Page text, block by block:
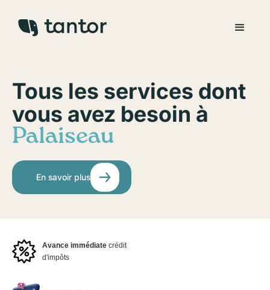
Tous les services dont
vous avez besoin à
Palaiseau
En savoir plus
Avance immédiate crédit
d'impôts